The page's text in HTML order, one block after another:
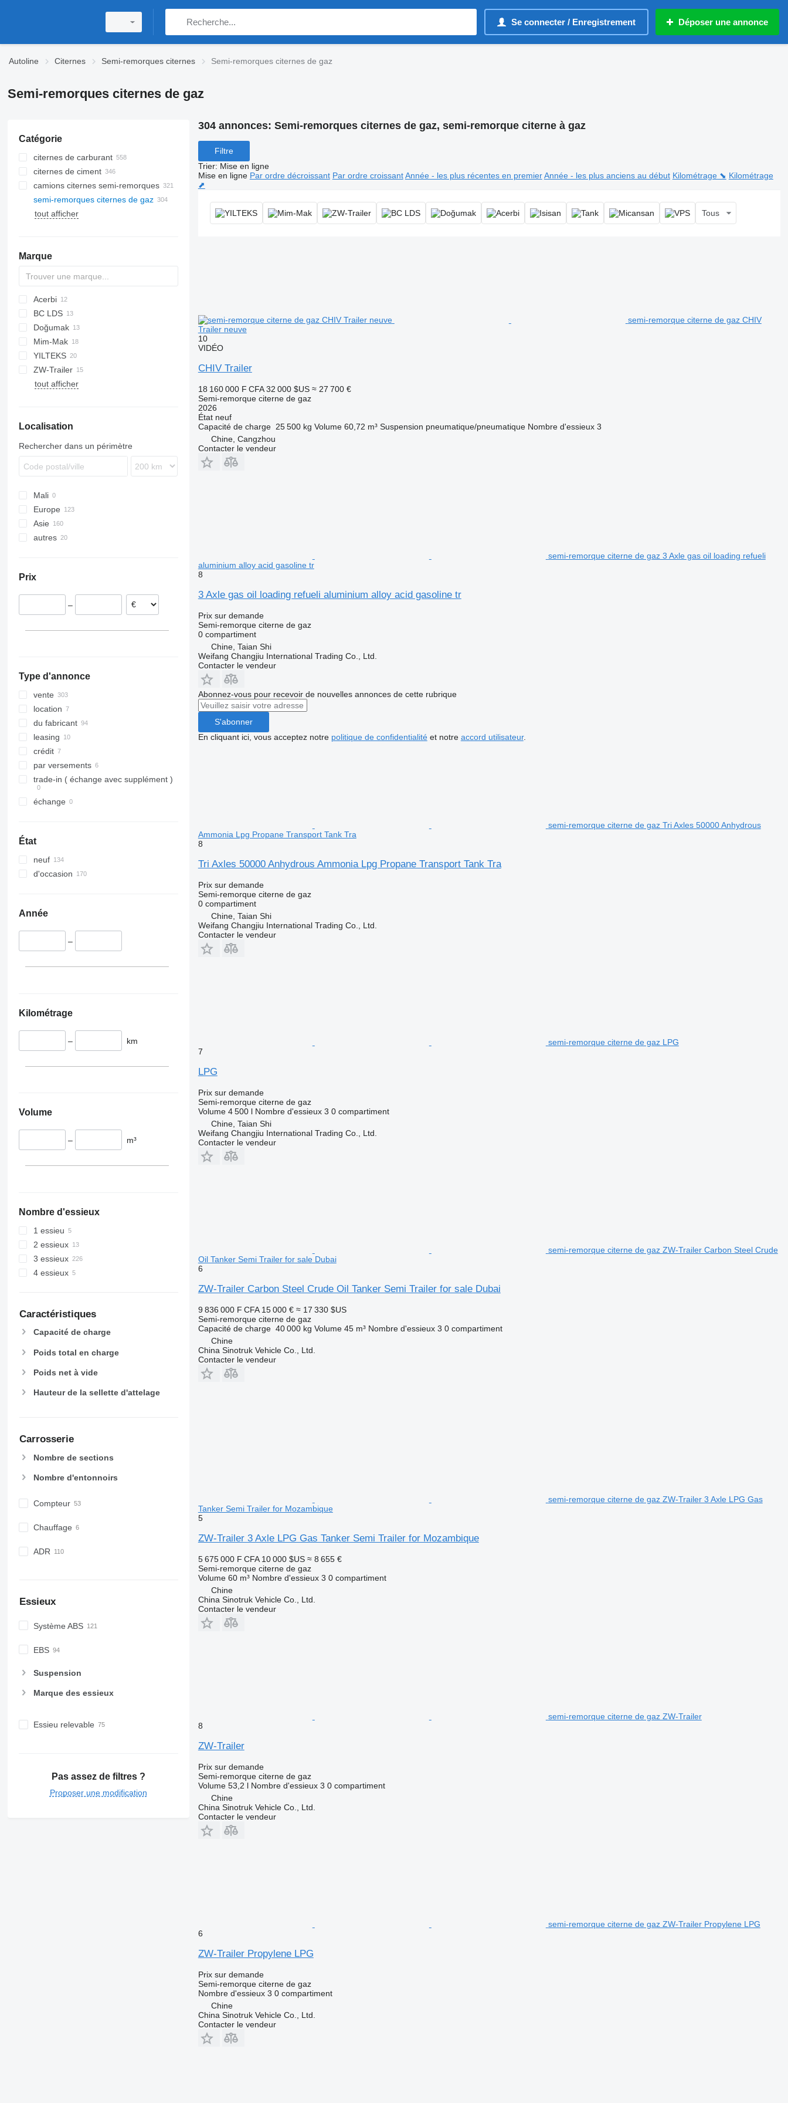
Se connecter / Enregistrement Déposer une annonce
Autoline Citernes Semi-remorques citernes Semi-remorques citernes de gaz
Semi-remorques citernes de gaz
Catégorie
citernes de carburant
citernes de ciment
camions citernes semi-remorques
semi-remorques citernes de gaz
tout afficher
Marque
Acerbi
BC LDS
NCG
NG
LPG
45
Doğumak
AMMONIA
LPG
Mim-Mak
MACOLA
LPG
YILTEKS
LPG
ZW-Trailer
tout afficher
Localisation
Rechercher dans un périmètre
Mali
Europe
Pays-Bas
Pologne
République tchèque
France
Asie
Turquie
autres
Prix
–
Type d'annonce
vente
location
du fabricant
leasing
crédit
par versements
trade-in ( échange avec supplément )
échange
État
neuf
d'occasion
Année
–
Kilométrage
– km
Volume
– m³
Nombre d'essieux
1 essieu
2 essieux
3 essieux
4 essieux
Caractéristiques
Capacité de charge
Poids total en charge
Poids net à vide
Hauteur de la sellette d'attelage
Carrosserie
Nombre de sections
Nombre d'entonnoirs
Compteur
Chauffage
ADR
Essieux
Système ABS
EBS
Suspension
Marque des essieux
Essieu relevable
Pas assez de filtres ?
Proposer une modification
304 annonces: Semi-remorques citernes de gaz, semi-remorque citerne à gaz
Filtre
Trier: Mise en ligne
Mise en ligne Par ordre décroissant Par ordre croissant Année - les plus récentes en premier Année - les plus anciens au début Kilométrage ⬊ Kilométrage
⬈
Tous
semi-remorque citerne de gaz CHIV
Trailer neuve
10
VIDÉO
CHIV Trailer
18 160 000 F CFA 32 000 $US ≈ 27 700 €
Semi-remorque citerne de gaz
2026
Étatneuf
Capacité de charge 25 500 kg Volume 60,72 m³ Suspension pneumatique/pneumatique Nombre d'essieux 3
Chine, Cangzhou
Contacter le vendeur
semi-remorque citerne de gaz 3 Axle gas oil loading refueli
aluminium alloy acid gasoline tr
8
3 Axle gas oil loading refueli aluminium alloy acid gasoline tr
Prix sur demande
Semi-remorque citerne de gaz
0 compartiment
Chine, Taian Shi
Weifang Changjiu International Trading Co., Ltd.
Contacter le vendeur
Abonnez-vous pour recevoir de nouvelles annonces de cette rubrique
S'abonner
En cliquant ici, vous acceptez notre politique de confidentialitéet notre accord utilisateur.
semi-remorque citerne de gaz Tri Axles 50000 Anhydrous
Ammonia Lpg Propane Transport Tank Tra
8
Tri Axles 50000 Anhydrous Ammonia Lpg Propane Transport Tank Tra
Prix sur demande
Semi-remorque citerne de gaz
0 compartiment
Chine, Taian Shi
Weifang Changjiu International Trading Co., Ltd.
Contacter le vendeur
semi-remorque citerne de gaz LPG
7
LPG
Prix sur demande
Semi-remorque citerne de gaz
Volume 4 500 l Nombre d'essieux 3 0 compartiment
Chine, Taian Shi
Weifang Changjiu International Trading Co., Ltd.
Contacter le vendeur
semi-remorque citerne de gaz ZW-Trailer Carbon Steel Crude
Oil Tanker Semi Trailer for sale Dubai
6
ZW-Trailer Carbon Steel Crude Oil Tanker Semi Trailer for sale Dubai
9 836 000 F CFA 15 000 € ≈ 17 330 $US
Semi-remorque citerne de gaz
Capacité de charge 40 000 kg Volume 45 m³ Nombre d'essieux 3 0 compartiment
Chine
China Sinotruk Vehicle Co., Ltd.
Contacter le vendeur
semi-remorque citerne de gaz ZW-Trailer 3 Axle LPG Gas
Tanker Semi Trailer for Mozambique
5
ZW-Trailer 3 Axle LPG Gas Tanker Semi Trailer for Mozambique
5 675 000 F CFA 10 000 $US ≈ 8 655 €
Semi-remorque citerne de gaz
Volume 60 m³ Nombre d'essieux 3 0 compartiment
Chine
China Sinotruk Vehicle Co., Ltd.
Contacter le vendeur
semi-remorque citerne de gaz ZW-Trailer
8
ZW-Trailer
Prix sur demande
Semi-remorque citerne de gaz
Volume 53,2 l Nombre d'essieux 3 0 compartiment
Chine
China Sinotruk Vehicle Co., Ltd.
Contacter le vendeur
semi-remorque citerne de gaz ZW-Trailer Propylene LPG
6
ZW-Trailer Propylene LPG
Prix sur demande
Semi-remorque citerne de gaz
Nombre d'essieux 3 0 compartiment
Chine
China Sinotruk Vehicle Co., Ltd.
Contacter le vendeur